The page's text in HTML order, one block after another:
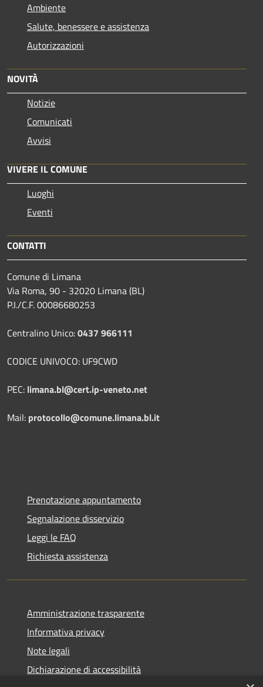
Ambiente
Salute, benessere e assistenza
Autorizzazioni
NOVITÀ
Notizie
Comunicati
Avvisi
VIVERE IL COMUNE
Luoghi
Eventi
CONTATTI
Comune di Limana
Via Roma, 90 - 32020 Limana (BL)
P.I./C.F. 00086680253
Centralino Unico:0437 966111
CODICE UNIVOCO: UF9CWD
PEC: limana.bl@cert.ip-veneto.net
Mail: protocollo@comune.limana.bl.it
Prenotazione appuntamento
Segnalazione disservizio
Leggi le FAQ
Richiesta assistenza
Amministrazione trasparente
Informativa privacy
Note legali
Dichiarazione di accessibilità